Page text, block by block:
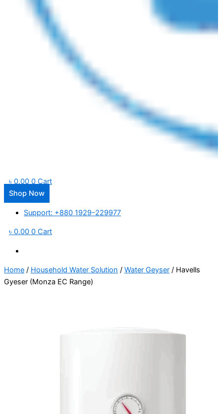
৳ 0.00 0 Cart
Shop Now
Support: +880 1929-229977
৳ 0.00 0 Cart
Home / Household Water Solution / Water Geyser / Havells
Gyeser (Monza EC Range)